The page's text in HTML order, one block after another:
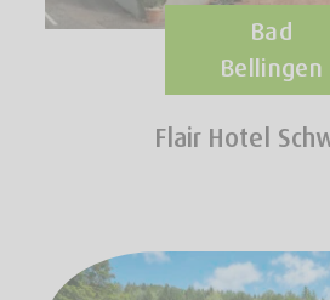
Bad
Bellingen
Flair Hotel